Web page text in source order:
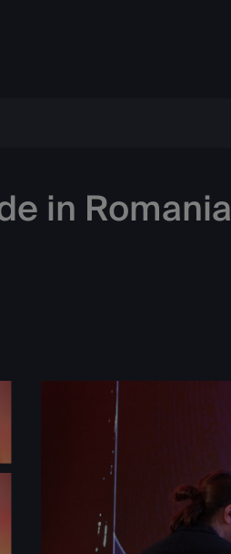
in Romania